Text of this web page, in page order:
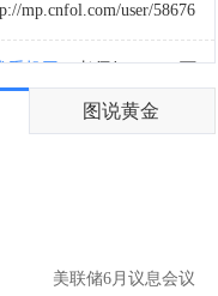
mp.cnfol.com/user/58676
手机网：老师好，4345可
取最新策略和实时指
手机网：
黄金多，看到什
图说黄金
美联储6月议息会议